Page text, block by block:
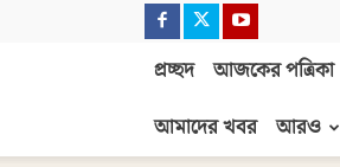
প্রচ্ছদ আজকের পত্রিকা
আমাদের খবর
আরও